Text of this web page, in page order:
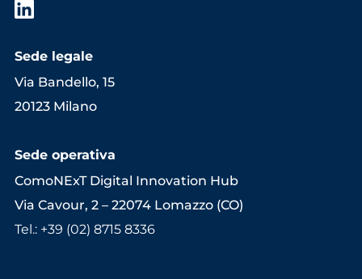
Sede legale
Via Bandello, 15
20123 Milano
Sede operativa
ComoNExT Digital Innovation Hub
Via Cavour, 2 – 22074 Lomazzo (CO)
Tel.: +39 (02) 8715 8336